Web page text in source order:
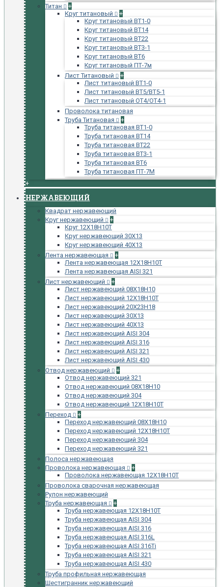
Титан
+
Круг титановый
+
Круг титановый ВТ1-0
Круг титановый ВТ14
Круг титановый ВТ22
Круг титановый ВТ3-1
Круг титановый ВТ6
Круг титановый ПТ-7м
Лист Титановый
+
Лист титановый ВТ1-0
Лист титановый ВТ5/ВТ5-1
Лист титановый ОТ4/ОТ4-1
Проволока титановая
Труба Титановая
+
Труба титановая ВТ1-0
Труба титановая ВТ14
Труба титановая ВТ22
Труба титановая ВТ3-1
Труба титановая ВТ6
Труба титановая ПТ-7М
+
НЕРЖАВЕЮЩИЙ
Квадрат нержавеющий
Круг нержавеющий
+
Круг 12Х18Н10Т
Круг нержавеющий 30Х13
Круг нержавеющий 40Х13
Лента нержавеющая
+
Лента нержавеющая 12Х18Н10Т
Лента нержавеющая AISI 321
Лист нержавеющий
+
Лист нержавеющий 08Х18Н10
Лист нержавеющий 12Х18Н10Т
Лист нержавеющий 20Х23Н18
Лист нержавеющий 30Х13
Лист нержавеющий 40Х13
Лист нержавеющий AISI 304
Лист нержавеющий AISI 316
Лист нержавеющий AISI 321
Лист нержавеющий AISI 430
Отвод нержавеющий
+
Отвод нержавеющий 321
Отвод нержавеющий 08Х18Н10
Отвод нержавеющий 304
Отвод нержавеющий 12Х18Н10Т
Переход
+
Переход нержавеющий 08Х18Н10
Переход нержавеющий 12Х18Н10Т
Переход нержавеющий 304
Переход нержавеющий 321
Полоса нержавеющая
Проволока нержавеющая
+
Проволока нержавеющая 12Х18Н10Т
Проволока сварочная нержавеющая
Рулон нержавеющий
Труба нержавеющая
+
Труба нержавеющая 12Х18Н10Т
Труба нержавеющая AISI 304
Труба нержавеющая AISI 316
Труба нержавеющая AISI 316L
Труба нержавеющая AISI 316Ti
Труба нержавеющая AISI 321
Труба нержавеющая AISI 430
Труба профильная нержавеющая
Шестигранник нержавеющий